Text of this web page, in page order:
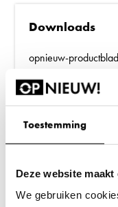
Toestemming
Deze website
We gebruiken
Downloads
opnieuw-
Extra